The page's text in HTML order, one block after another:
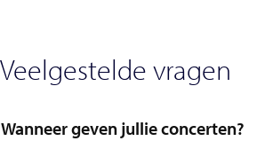
Veelgestelde vragen
Wanneer geven jullie concerten?